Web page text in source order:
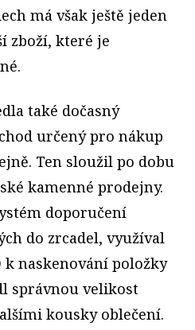
má však ještě jeden
zboží, které je
také dočasný
určený pro nákup
Ten sloužil po dobu
kamenné prodejny.
doporučení
do zrcadel, využíval
k naskenování položky
správnou velikost
kousky oblečení.